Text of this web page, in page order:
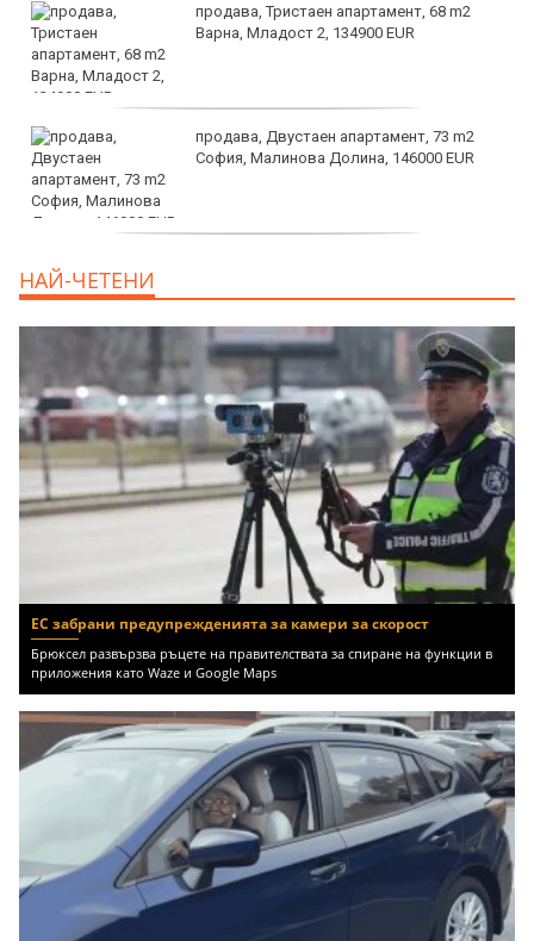
продава, Тристаен апартамент, 68 m2
Варна, Младост 2, 134900 EUR
продава, Двустаен апартамент, 73 m2
София, Малинова Долина, 146000 EUR
НАЙ-ЧЕТЕНИ
ЕС забрани предупрежденията за камери за скорост
Брюксел развързва ръцете на правителствата за спиране на функции в
приложения като Waze и Google Maps